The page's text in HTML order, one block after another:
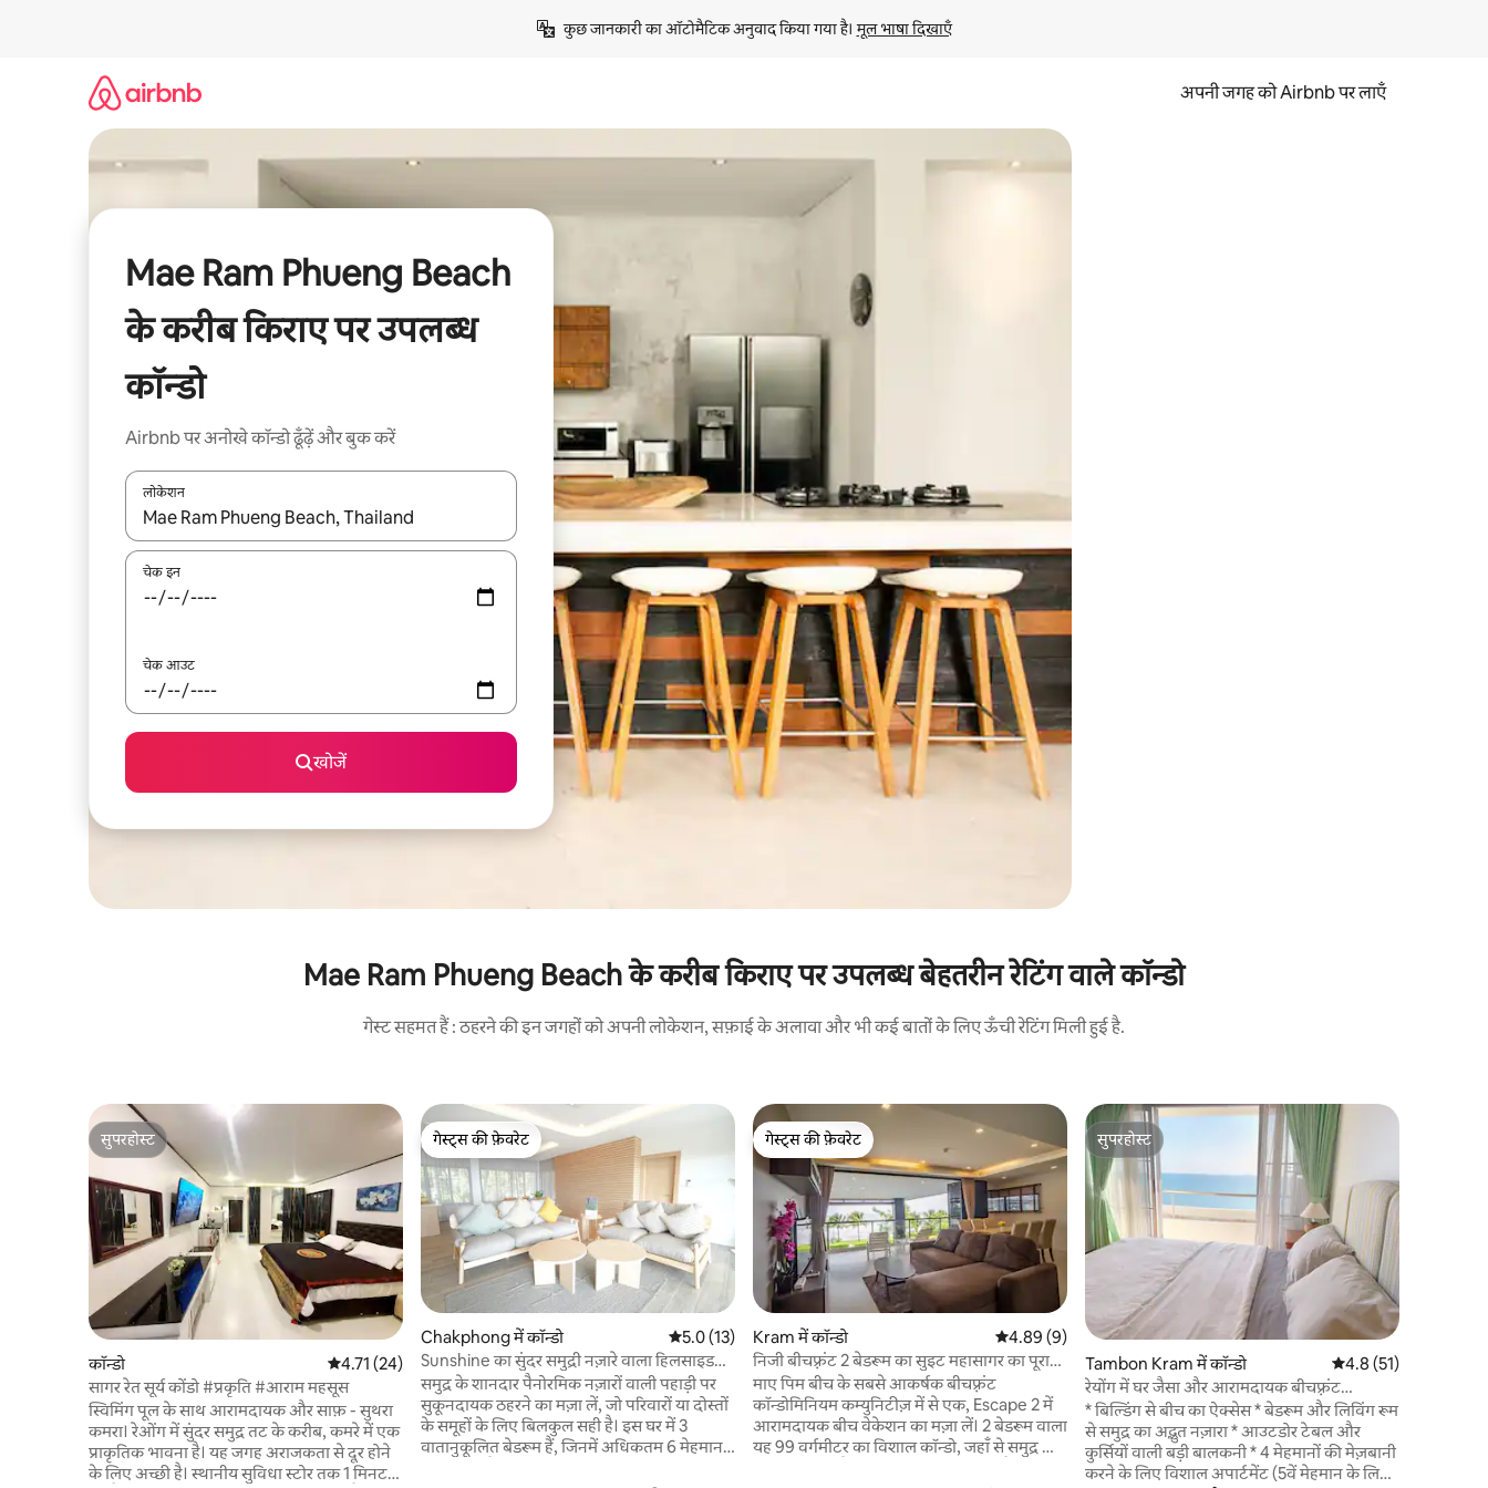
कुछ जानकारी का ऑटोमैटिक अनुवाद किया गया है। मूल भाषा दिखाएँ
अपनी जगह को Airbnb पर लाएँ
Mae Ram Phueng Beach
के करीब किराए पर उपलब्ध
कॉन्डो
Airbnb पर अनोखे कॉन्डो ढूँढ़ें और बुक करें
लोकेशन
नतीजों के उपलब्ध होने पर, अप और डाउन 'ऐरो की' का इस्तेमाल करके नेविगेट करें या टच या फिर स्वाइप जेस्चर का इस्तेमाल करके एक्सप्लोर करें।
चेक इन
चेक आउट
खोजें
Mae Ram Phueng Beach के करीब किराए पर उपलब्ध बेहतरीन रेटिंग वाले कॉन्डो
गेस्ट सहमत हैं : ठहरने की इन जगहों को अपनी लोकेशन, सफ़ाई के अलावा और भी कई बातों के लिए ऊँची रेटिंग मिली हुई है.
सुपरहोस्ट
सुपरहोस्ट
कॉन्डो औसत रेटिंग 5 में से 4.71, 24 समीक्षाएँ
4.71 (24)
सागर रेत सूर्य कोंडो #प्रकृति #आराम महसूस
स्विमिंग पूल के साथ आरामदायक और साफ़ - सुथरा
कमरा। रेओंग में सुंदर समुद्र तट के करीब, कमरे में एक
प्राकृतिक भावना है। यह जगह अराजकता से दूर होने
के लिए अच्छी है। स्थानीय सुविधा स्टोर तक 1 मिनट
गेस्ट्स की फ़ेवरेट
गेस्ट्स की फ़ेवरेट
Chakphong में कॉन्डो औसत रेटिंग 5 में से 5.0, 13 समीक्षाएँ
5.0 (13)
Sunshine का सुंदर समुद्री नज़ारे वाला हिलसाइड
कॉन्डो
समुद्र के शानदार पैनोरमिक नज़ारों वाली पहाड़ी पर
सुकूनदायक ठहरने का मज़ा लें, जो परिवारों या दोस्तों
के समूहों के लिए बिलकुल सही है। इस घर में 3
वातानुकूलित बेडरूम हैं, जिनमें अधिकतम 6 मेहमान
गेस्ट्स की फ़ेवरेट
गेस्ट्स की फ़ेवरेट
Kram में कॉन्डो औसत रेटिंग 5 में से 4.89, 9 समीक्षाएँ
4.89 (9)
निजी बीचफ़्रंट 2 बेडरूम का सुइट महासागर का पूरा
नज़ारा
माए पिम बीच के सबसे आकर्षक बीचफ़्रंट
कॉन्डोमिनियम कम्युनिटीज़ में से एक, Escape 2 में
आरामदायक बीच वेकेशन का मज़ा लें। 2 बेडरूम वाला
यह 99 वर्गमीटर का विशाल कॉन्डो, जहाँ से समुद्र का
सुपरहोस्ट
सुपरहोस्ट
Tambon Kram में कॉन्डो औसत रेटिंग 5 में से 4.8,
4.8 (51)
रेयोंग में घर जैसा और आरामदायक बीचफ़्रंट
अपार्टमेंट
* बिल्डिंग से बीच का ऐक्सेस * बेडरूम और लिविंग रूम
से समुद्र का अद्भुत नज़ारा * आउटडोर टेबल और
कुर्सियों वाली बड़ी बालकनी * 4 मेहमानों की मेज़बानी
करने के लिए विशाल अपार्टमेंट (5वें मेहमान के लिए